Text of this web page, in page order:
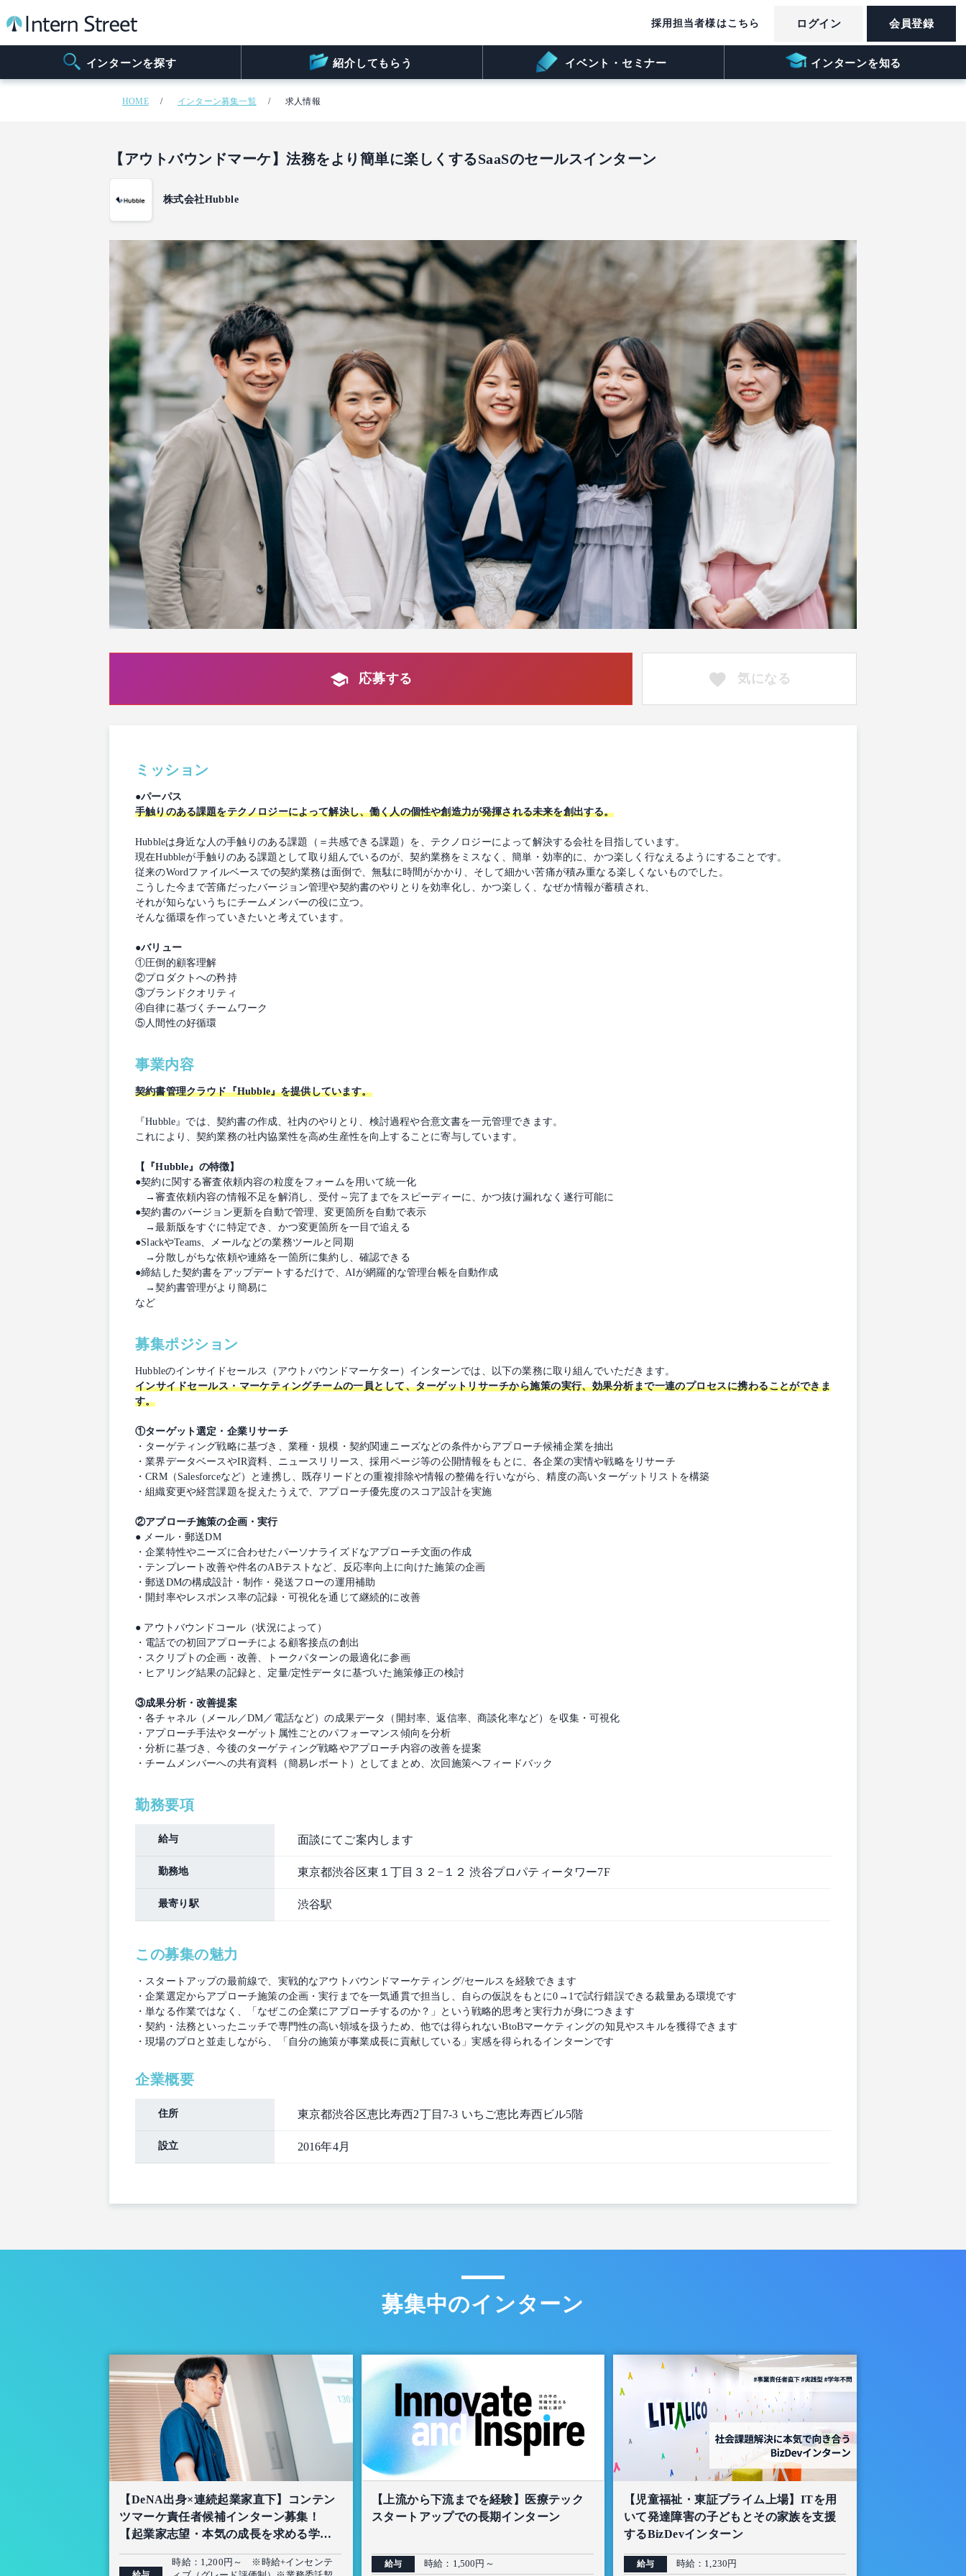
インターンを探す 紹介してもらう イベント・セミナー インターンを知る
採用担当者様はこちら ログイン 会員登録
HOME インターン募集一覧 求人情報
【アウトバウンドマーケ】法務をより簡単に楽しくするSaaSのセールスインターン
株式会社Hubble
応募する 気になる
ミッション
●パーパス
手触りのある課題をテクノロジーによって解決し、働く人の個性や創造力が発揮される未来を創出する。
Hubbleは身近な人の手触りのある課題（＝共感できる課題）を、テクノロジーによって解決する会社を目指しています。
現在Hubbleが手触りのある課題として取り組んでいるのが、契約業務をミスなく、簡単・効率的に、かつ楽しく行なえるようにすることです。
従来のWordファイルベースでの契約業務は面倒で、無駄に時間がかかり、そして細かい苦痛が積み重なる楽しくないものでした。
こうした今まで苦痛だったバージョン管理や契約書のやりとりを効率化し、かつ楽しく、なぜか情報が蓄積され、
それが知らないうちにチームメンバーの役に立つ。
そんな循環を作っていきたいと考えています。
●バリュー
①圧倒的顧客理解
②プロダクトへの矜持
③ブランドクオリティ
④自律に基づくチームワーク
⑤人間性の好循環
事業内容
契約書管理クラウド『Hubble』を提供しています。
『Hubble』では、契約書の作成、社内のやりとり、検討過程や合意文書を一元管理できます。
これにより、契約業務の社内協業性を高め生産性を向上することに寄与しています。
【『Hubble』の特徴】
●契約に関する審査依頼内容の粒度をフォームを用いて統一化
→審査依頼内容の情報不足を解消し、受付～完了までをスピーディーに、かつ抜け漏れなく遂行可能に
●契約書のバージョン更新を自動で管理、変更箇所を自動で表示
→最新版をすぐに特定でき、かつ変更箇所を一目で追える
●SlackやTeams、メールなどの業務ツールと同期
→分散しがちな依頼や連絡を⼀箇所に集約し、確認できる
●締結した契約書をアップデートするだけで、AIが網羅的な管理台帳を自動作成
→契約書管理がより簡易に
など
募集ポジション
Hubbleのインサイドセールス（アウトバウンドマーケター）インターンでは、以下の業務に取り組んでいただきます。
インサイドセールス・マーケティングチームの一員として、ターゲットリサーチから施策の実行、効果分析まで一連のプロセスに携わることができま
す。
①ターゲット選定・企業リサーチ
・ターゲティング戦略に基づき、業種・規模・契約関連ニーズなどの条件からアプローチ候補企業を抽出
・業界データベースやIR資料、ニュースリリース、採用ページ等の公開情報をもとに、各企業の実情や戦略をリサーチ
・CRM（Salesforceなど）と連携し、既存リードとの重複排除や情報の整備を行いながら、精度の高いターゲットリストを構築
・組織変更や経営課題を捉えたうえで、アプローチ優先度のスコア設計を実施
②アプローチ施策の企画・実行
● メール・郵送DM
・企業特性やニーズに合わせたパーソナライズドなアプローチ文面の作成
・テンプレート改善や件名のABテストなど、反応率向上に向けた施策の企画
・郵送DMの構成設計・制作・発送フローの運用補助
・開封率やレスポンス率の記録・可視化を通じて継続的に改善
● アウトバウンドコール（状況によって）
・電話での初回アプローチによる顧客接点の創出
・スクリプトの企画・改善、トークパターンの最適化に参画
・ヒアリング結果の記録と、定量/定性データに基づいた施策修正の検討
③成果分析・改善提案
・各チャネル（メール／DM／電話など）の成果データ（開封率、返信率、商談化率など）を収集・可視化
・アプローチ手法やターゲット属性ごとのパフォーマンス傾向を分析
・分析に基づき、今後のターゲティング戦略やアプローチ内容の改善を提案
・チームメンバーへの共有資料（簡易レポート）としてまとめ、次回施策へフィードバック
勤務要項
給与 面談にてご案内します
勤務地 東京都渋谷区東１丁目３２−１２ 渋谷プロパティータワー7F
最寄り駅 渋谷駅
この募集の魅力
・スタートアップの最前線で、実戦的なアウトバウンドマーケティング/セールスを経験できます
・企業選定からアプローチ施策の企画・実行までを一気通貫で担当し、自らの仮説をもとに0→1で試行錯誤できる裁量ある環境です
・単なる作業ではなく、「なぜこの企業にアプローチするのか？」という戦略的思考と実行力が身につきます
・契約・法務といったニッチで専門性の高い領域を扱うため、他では得られないBtoBマーケティングの知見やスキルを獲得できます
・現場のプロと並走しながら、「自分の施策が事業成長に貢献している」実感を得られるインターンです
企業概要
住所 東京都渋谷区恵比寿西2丁目7-3 いちご恵比寿西ビル5階
設立 2016年4月
募集中のインターン
【DeNA出身×連続起業家直下】コンテン
ツマーケ責任者候補インターン募集！
【起業家志望・本気の成長を求める学生
限定】
時給：1,200円～ ※時給+インセンテ
【上流から下流までを経験】医療テック
スタートアップでの長期インターン
給与 時給：1,500円～
【児童福祉・東証プライム上場】ITを用
いて発達障害の子どもとその家族を支援
するBizDevインターン
給与 時給：1,230円